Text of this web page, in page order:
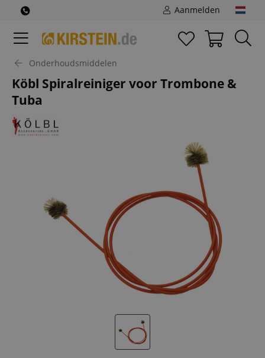
Aanmelden
Onderhoudsmiddelen
Köbl Spiralreiniger voor Trombone &
Tuba